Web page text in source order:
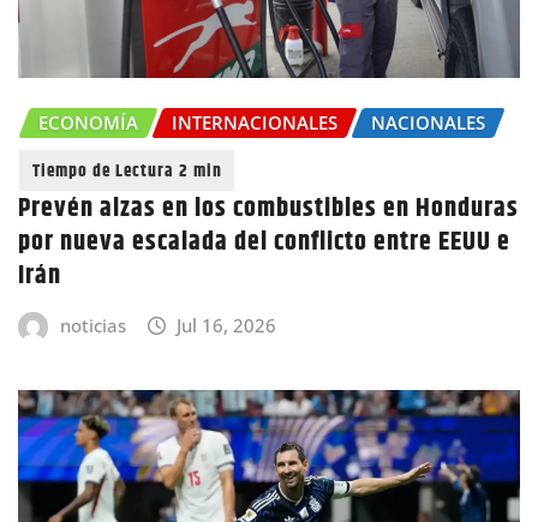
ECONOMÍA INTERNACIONALES NACIONALES
Prevén alzas en los combustibles en Honduras
por nueva escalada del conflicto entre EEUU e
Irán
noticias Jul 16, 2026